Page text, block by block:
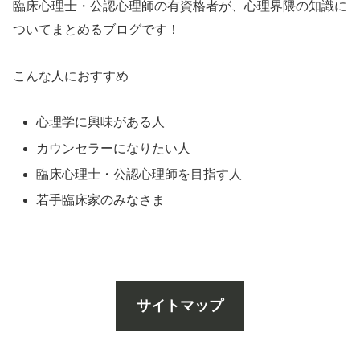
臨床心理士・公認心理師の有資格者が、心理界隈の知識に
ついてまとめるブログです！
こんな人におすすめ
心理学に興味がある人
カウンセラーになりたい人
臨床心理士・公認心理師を目指す人
若手臨床家のみなさま
サイトマップ